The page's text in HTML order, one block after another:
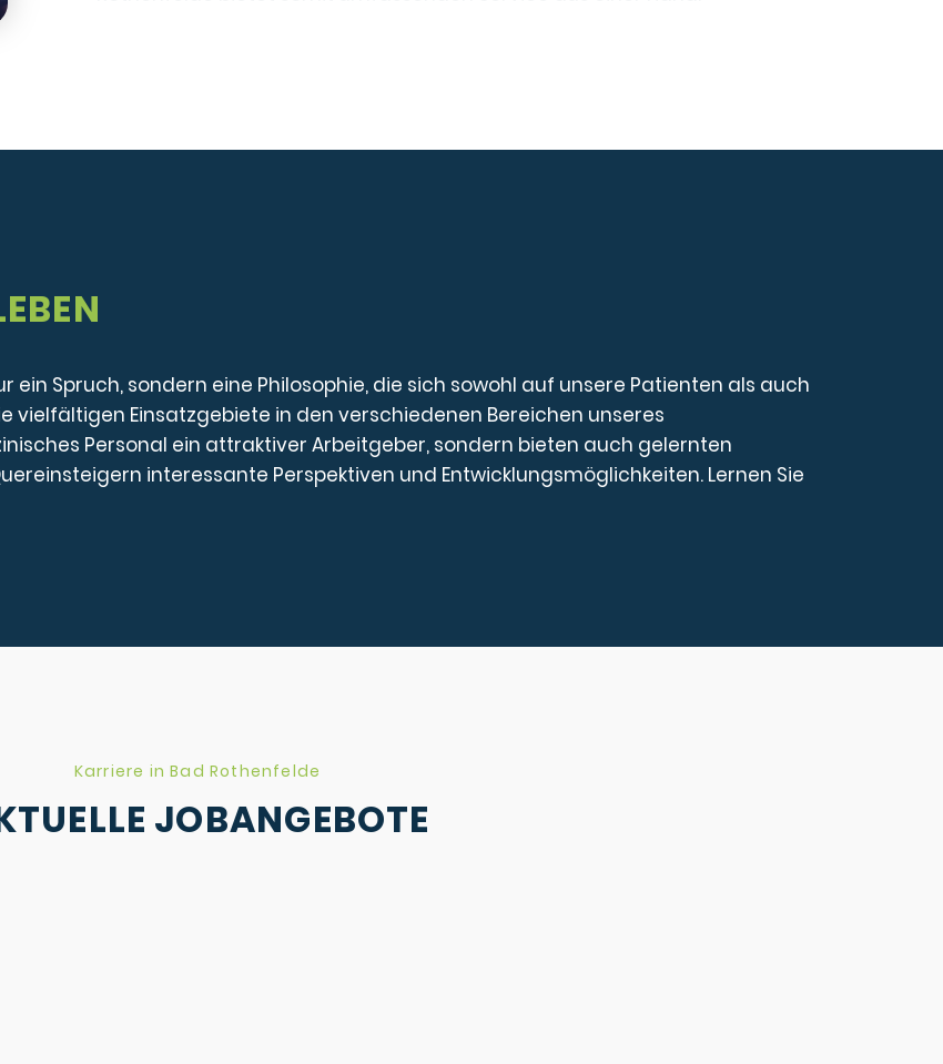
ein Spruch, sondern eine Philosophie, die sich sowohl auf unsere Patienten als auch
vielfältigen Einsatzgebiete in den verschiedenen Bereichen unseres
Personal ein attraktiver Arbeitgeber, sondern bieten auch gelernten
interessante Perspektiven und Entwicklungsmöglichkeiten. Lernen Sie
Karriere in Bad Rothenfelde
JOBANGEBOTE